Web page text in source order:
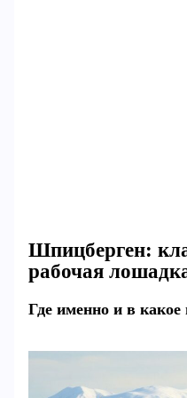
Шпицберген:
рабочая
Где именно и в